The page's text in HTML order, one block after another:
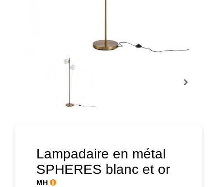
Lampadaire en métal
SPHERES blanc et or
MH